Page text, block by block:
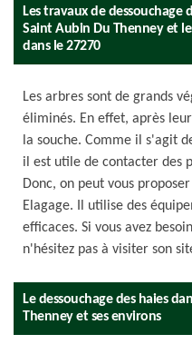
Les travaux de dessouchage
Saint Aubin Du Thenney et
dans le 27270
Les arbres sont de grands
éliminés. En effet, après
la souche. Comme il s'agit
il est utile de contacter des
Donc, on peut vous
Elagage. Il utilise des
efficaces. Si vous avez
n'hésitez pas à visiter son
Le dessouchage des haies
Thenney et ses environs